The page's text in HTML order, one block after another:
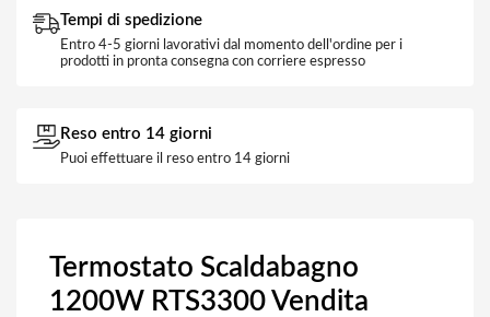
Tempi di spedizione
Entro 4-5 giorni lavorativi dal momento dell'ordine per i
prodotti in pronta consegna con corriere espresso
Reso entro 14 giorni
Puoi effettuare il reso entro 14 giorni
Termostato Scaldabagno
1200W RTS3300 Vendita